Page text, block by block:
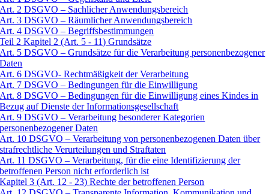
Art. 2 DSGVO – Sachlicher Anwendungsbereich
Art. 3 DSGVO – Räumlicher Anwendungsbereich
Art. 4 DSGVO – Begriffsbestimmungen
Teil 2 Kapitel 2 (Art. 5 - 11) Grundsätze
Art. 5 DSGVO – Grundsätze für die Verarbeitung personenbezogener
Daten
Art. 6 DSGVO- Rechtmäßigkeit der Verarbeitung
Art. 7 DSGVO – Bedingungen für die Einwilligung
Art. 8 DSGVO – Bedingungen für die Einwilligung eines Kindes in
Bezug auf Dienste der Informationsgesellschaft
Art. 9 DSGVO – Verarbeitung besonderer Kategorien
personenbezogener Daten
Art. 10 DSGVO – Verarbeitung von personenbezogenen Daten über
strafrechtliche Verurteilungen und Straftaten
Art. 11 DSGVO – Verarbeitung, für die eine Identifizierung der
betroffenen Person nicht erforderlich ist
Kapitel 3 (Art. 12 - 23) Rechte der betroffenen Person